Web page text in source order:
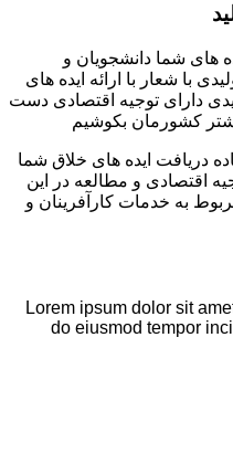
های شما دانشجویان و
با شعار با ارائه ایده های
دارای توجیه اقتصادی دست
کشورمان بکوشیم
ایده های خلاق شما
اقتصادی و مطالعه در این
به خدمات کارآفرینان و
Lorem ipsum dolor sit
do eiusmod tempor